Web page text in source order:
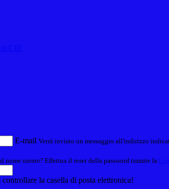
E-mail Verrà inviato un messaggio all'indirizzo
nome utente? Effettua il reset della password tramite la
la casella di posta elettronica!